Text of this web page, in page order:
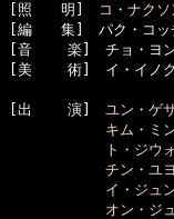
[照　　明]
コ・ナクソ
[編　　集]　パク・コッ
[音    楽]　チョ・ヨ
[美    術]　イ・イノク
[出    演] ユン・ゲ
キム・ミ
ト・ジウ
チン・ユ
イ・ジュ
オン・ジ